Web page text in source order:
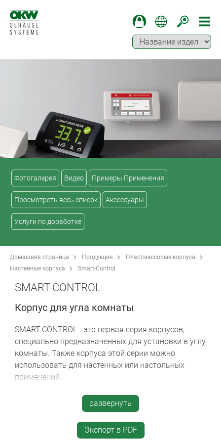
Фотогалерея Видео Примеры Применения
Просмотреть весь список Аксессуары
Услуги по доработке
Домашняя страница Продукция
Пластмассовые корпуса
Настенные корпуса
Smart-Control
SMART-CONTROL
Корпус для угла комнаты
SMART-CONTROL - это первая серия корпусов,
специально предназначенных для установки в углу
комнаты. Также корпуса этой серии можно
использовать для настенных или настольных
применений.
два размера: S и M
в исполнении с округлой верхней частью или с
плоской углублённой областью на верхней
развернуть
Экспорт в PDF